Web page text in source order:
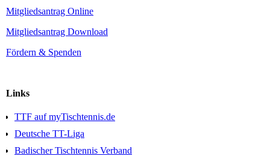
Mitgliedsantrag Online
Mitgliedsantrag Download
Fördern & Spenden
Links
TTF auf myTischtennis.de
Deutsche TT-Liga
Badischer Tischtennis Verband